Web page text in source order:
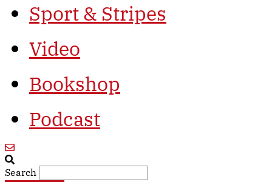
Sport & Stripes
Video
Bookshop
Podcast
Search